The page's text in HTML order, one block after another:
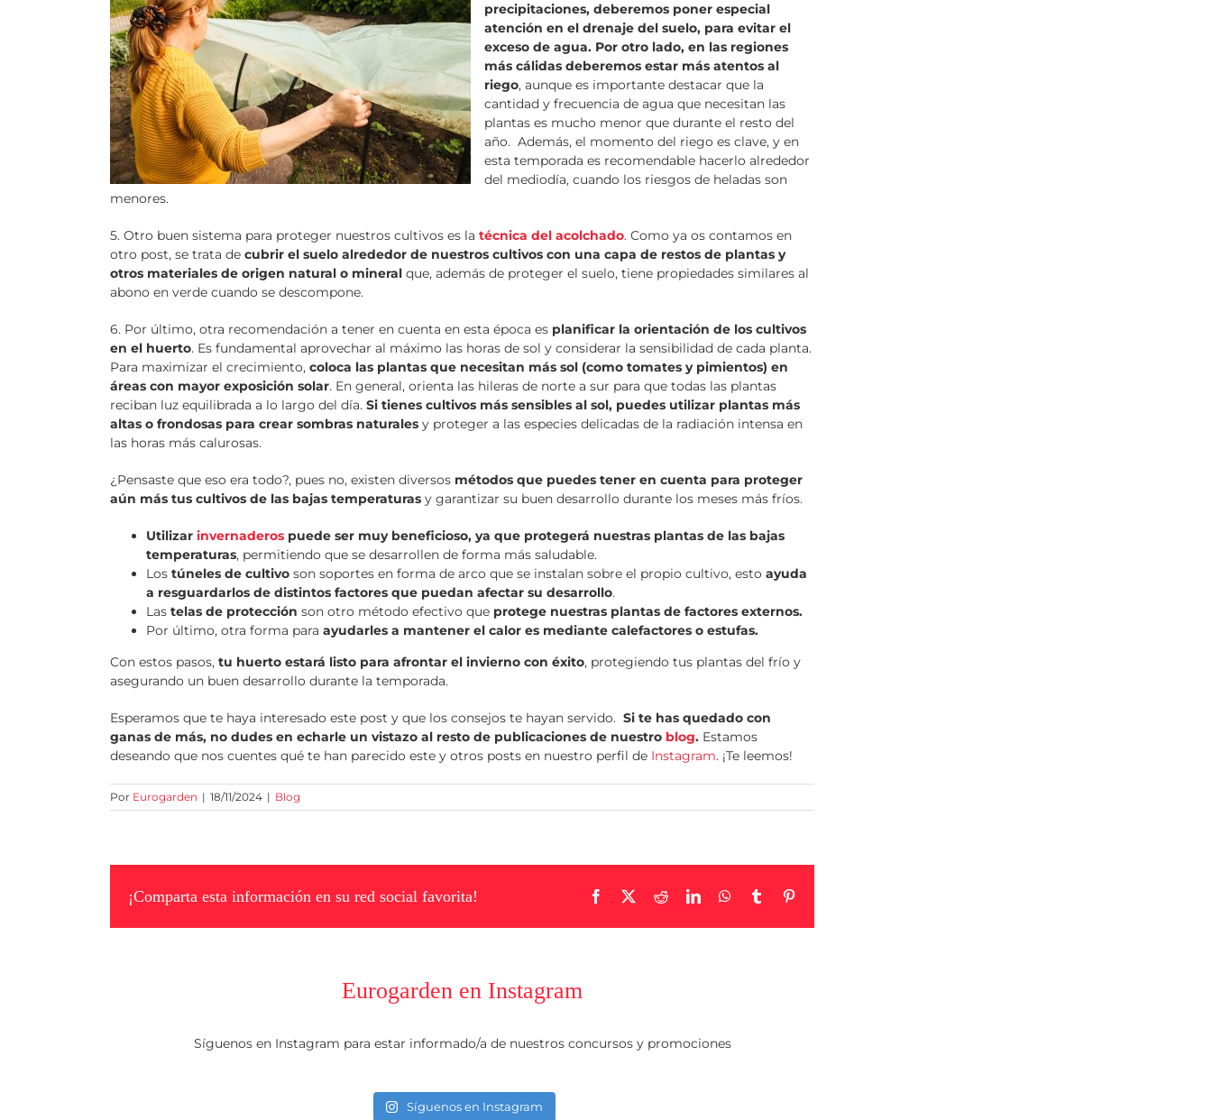
precipitaciones, deberemos poner especial
atención en el drenaje del suelo, para evitar el
exceso de agua. Por otro lado, en las regiones
más cálidas deberemos estar más atentos al
riego, aunque es importante destacar que la
cantidad y frecuencia de agua que necesitan las
plantas es mucho menor que durante el resto del
año. Además, el momento del riego es clave, y en
esta temporada es recomendable hacerlo alrededor
del mediodía, cuando los riesgos de heladas son
menores.
5. Otro buen sistema para proteger nuestros cultivos es la técnica del acolchado. Como ya os contamos en
otro post, se trata de cubrir el suelo alrededor de nuestros cultivos con una capa de restos de plantas y
otros materiales de origen natural o mineral que, además de proteger el suelo, tiene propiedades similares al
abono en verde cuando se descompone.
6. Por último, otra recomendación a tener en cuenta en esta época es planificar la orientación de los cultivos
en el huerto. Es fundamental aprovechar al máximo las horas de sol y considerar la sensibilidad de cada planta.
Para maximizar el crecimiento, coloca las plantas que necesitan más sol (como tomates y pimientos) en
áreas con mayor exposición solar. En general, orienta las hileras de norte a sur para que todas las plantas
reciban luz equilibrada a lo largo del día. Si tienes cultivos más sensibles al sol, puedes utilizar plantas más
altas o frondosas para crear sombras naturales y proteger a las especies delicadas de la radiación intensa en
las horas más calurosas.
¿Pensaste que eso era todo?, pues no, existen diversos métodos que puedes tener en cuenta para proteger
aún más tus cultivos de las bajas temperaturas y garantizar su buen desarrollo durante los meses más fríos.
Utilizar invernaderos puede ser muy beneficioso, ya que protegerá nuestras plantas de las bajas
temperaturas, permitiendo que se desarrollen de forma más saludable.
Los túneles de cultivo son soportes en forma de arco que se instalan sobre el propio cultivo, esto ayuda
a resguardarlos de distintos factores que puedan afectar su desarrollo.
Las telas de protección son otro método efectivo que protege nuestras plantas de factores externos.
Por último, otra forma para ayudarles a mantener el calor es mediante calefactores o estufas.
Con estos pasos, tu huerto estará listo para afrontar el invierno con éxito, protegiendo tus plantas del frío y
asegurando un buen desarrollo durante la temporada.
Esperamos que te haya interesado este post y que los consejos te hayan servido. Si te has quedado con
ganas de más, no dudes en echarle un vistazo al resto de publicaciones de nuestro blog. Estamos
deseando que nos cuentes qué te han parecido este y otros posts en nuestro perfil de Instagram. ¡Te leemos!
Por Eurogarden | 18/11/2024 | Blog
¡Comparta esta información en su red social favorita! Facebook RedditLinkedInWhatsApp
Tumblr
Eurogarden en Instagram
Síguenos en Instagram para estar informado/a de nuestros concursos y promociones
Síguenos en Instagram